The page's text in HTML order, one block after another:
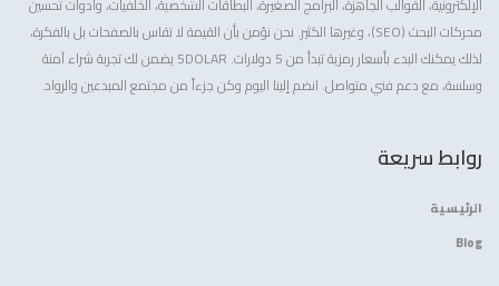
الإلكترونية، القوالب الجاهزة، البرامج الصغيرة، البطاقات الشخصية، الخلفيات، وأدوات تحسين
محركات البحث (SEO)، وغيرها الكثير. نحن نؤمن بأن القيمة لا تقاس بالصفحات بل بالفكرة،
لذلك يمكنك البدء بأسعار رمزية تبدأ من 5 دولارات. 5DOLAR يضمن لك تجربة شراء آمنة
وسلسة، مع دعم فني متواصل. انضم إلينا اليوم وكن جزءاً من مجتمع المبدعين والرواد.
روابط سريعة
الرئيسية
Blog